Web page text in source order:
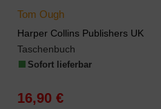
Tom Ough
Harper Collins Publishers UK
Taschenbuch
Sofort lieferbar
16,90 €